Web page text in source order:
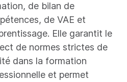
de bilan de
de VAE et
Elle garantit le
de normes strictes de
dans la formation
et permet